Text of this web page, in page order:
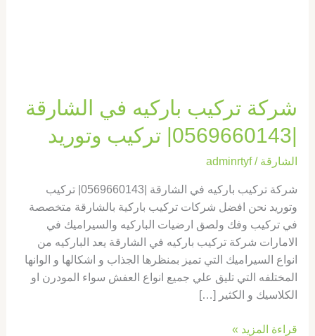
شركة تركيب باركيه في الشارقة
|0569660143| تركيب وتوريد
الشارقة /
adminrtyf
شركة تركيب باركيه في الشارقة |0569660143| تركيب
وتوريد نحن افضل شركات تركيب باركية بالشارقة متخصصة
في تركيب وفك ولصق ارضيات الباركيه والسيراميك في
الامارات شركة تركيب باركيه في الشارقة يعد الباركيه من
انواع السيراميك التي تميز بمنظرها الجذاب و اشكالها و الوانها
المختلفه التي تليق علي جميع انواع العفش سواء المودرن او
الكلاسيك و الكثير […]
قراءة المزيد »